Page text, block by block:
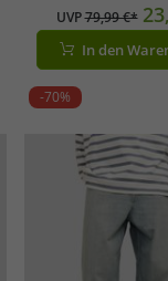
UVP79,99 €*
In den
-70%